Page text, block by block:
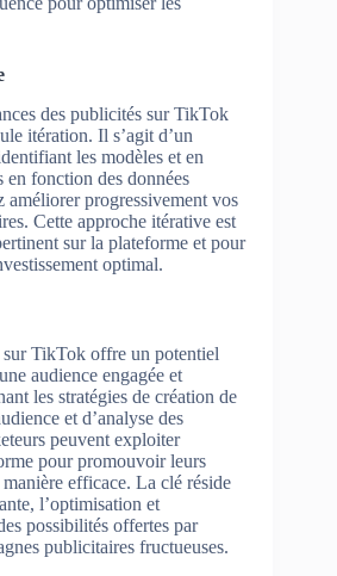
des publicités sur TikTok
itération. Il s’agit d’un
les modèles et en
en fonction des données
améliorer progressivement vos
Cette approche itérative est
sur la plateforme et pour
optimal.
TikTok offre un potentiel
audience engagée et
les stratégies de création de
et d’analyse des
peuvent exploiter
pour promouvoir leurs
efficace. La clé réside
l’optimisation et
possibilités offertes par
publicitaires fructueuses.